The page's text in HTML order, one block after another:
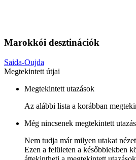
Marokkói desztinációk
Saida-Oujda
Megtekintett útjai
Megtekintett utazások
Az alábbi lista a korábban
Még nincsenek megtekintett
Nem tudja már milyen utakat
Ezen a felületen a későbbiekben